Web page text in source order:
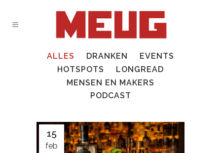
ALLES DRANKEN
EVENTS
HOTSPOTS
LONGREAD
MENSEN EN MAKERS
PODCAST
15
feb